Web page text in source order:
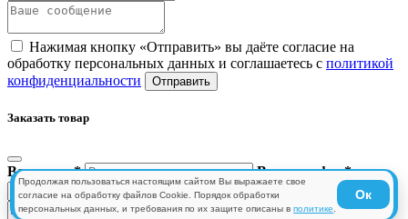
Нажимая кнопку «Отправить» вы даёте согласие на
обработку персональных данных и соглашаетесь с политикой
конфиденциальности
Заказать товар
Ваше имя* Ваш телефон*
Ваше сообщение
Продолжая пользоваться настоящим сайтом Вы выражаете свое
согласие на обработку файлов Cookie. Порядок обработки
персональных данных, и требования по их защите описаны вполитике
Ок